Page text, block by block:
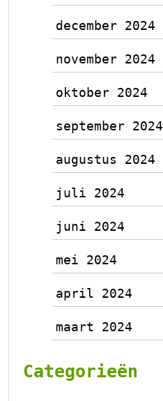
december 2024
november 2024
oktober 2024
september 2024
augustus 2024
juli 2024
juni 2024
mei 2024
april 2024
maart 2024
Categorieën